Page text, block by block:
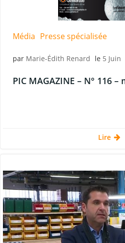
Média Presse spécialisée
par Marie-Édith Renard le 5 Juin
PIC MAGAZINE – N° 116
Lire